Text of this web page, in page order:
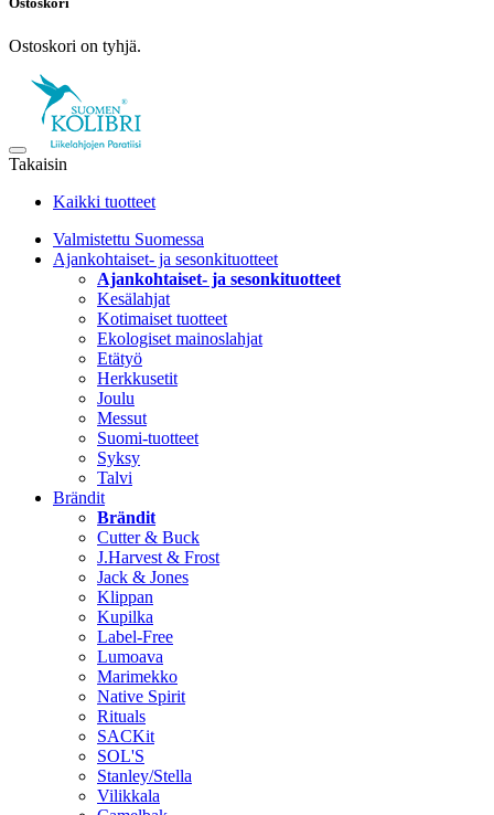
Ostoskori on tyhjä.
Takaisin
Kaikki tuotteet
Valmistettu Suomessa
Ajankohtaiset- ja sesonkituotteet
Ajankohtaiset- ja sesonkituotteet
Kesälahjat
Kotimaiset tuotteet
Ekologiset mainoslahjat
Etätyö
Herkkusetit
Joulu
Messut
Suomi-tuotteet
Syksy
Talvi
Brändit
Brändit
Cutter & Buck
J.Harvest & Frost
Jack & Jones
Klippan
Kupilka
Label-Free
Lumoava
Marimekko
Native Spirit
Rituals
SACKit
SOL'S
Stanley/Stella
Vilikkala